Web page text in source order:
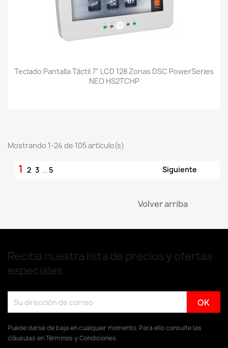
Teclado Pantalla Táctil 7" LCD 128 Zonas DSC PowerSeries
NEO HS2TCHP
Mostrando 1-24 de 105 artículo(s)
1 2 3 … 5 Siguiente
Volver arriba
Reciba nuestra lista de precios y ofertas
especiales
Puede darse de baja en cualquier momento. Para ello consulte las
cláusulas en Términos y Condiciones.